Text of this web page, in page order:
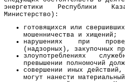
энергетики Республики
Министерство):
готовящихся или
мошенничества и хищений;
нарушениях при
(надзорных), закупочных
злоупотреблениях
превышении полномочий
совершении иных
могут нанести